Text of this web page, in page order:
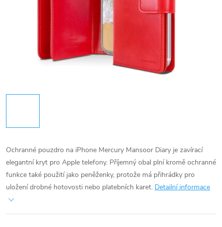
Ochranné pouzdro na iPhone Mercury Mansoor Diary je zavírací
elegantní kryt pro Apple telefony. Příjemný obal plní kromě ochranné
funkce také použití jako peněženky, protože má přihrádky pro
uložení drobné hotovosti nebo platebních karet. Detailní informace